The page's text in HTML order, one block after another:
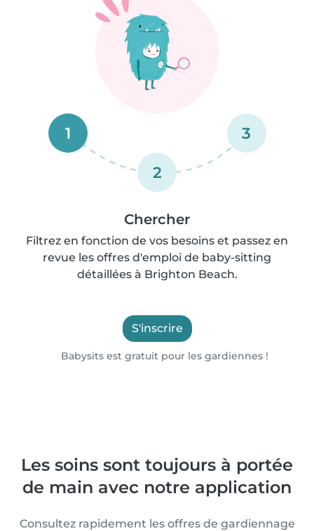
1
2
3
Chercher
Filtrez en fonction de vos besoins et passez en
revue les offres d'emploi de baby-sitting
détaillées à Brighton Beach.
S'inscrire
Babysits est gratuit pour les gardiennes !
Les soins sont toujours à portée
de main avec notre application
Consultez rapidement les offres de gardiennage